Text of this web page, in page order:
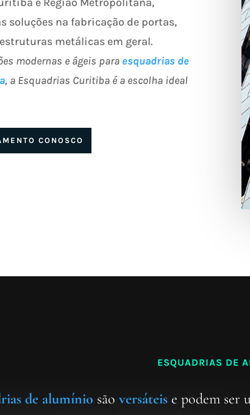
soluções na fabricação de portas,
metálicas em geral.
modernas e ágeis para esquadrias de
, a Esquadrias Curitiba é a escolha ideal
CONOSCO
ESQUADRIAS DE
de alumínio são versáteis e podem ser